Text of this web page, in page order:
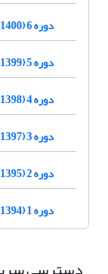
دوره 6 (1400)
دوره 5 (1399)
دوره 4 (1398)
دوره 3 (1397)
دوره 2 (1395)
دوره 1 (1394)